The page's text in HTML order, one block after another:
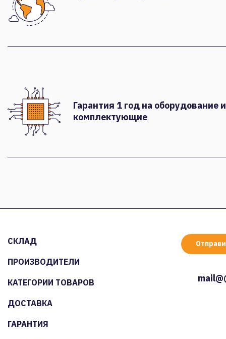
Гарантия 1 год на оборудование и
комплектующие
СКЛАД
ПРОИЗВОДИТЕЛИ
КАТЕГОРИИ ТОВАРОВ
ДОСТАВКА
ГАРАНТИЯ